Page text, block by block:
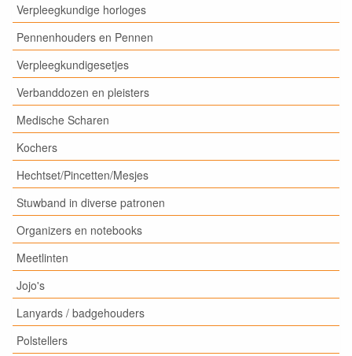
Verpleegkundige horloges
Pennenhouders en Pennen
Verpleegkundigesetjes
Verbanddozen en pleisters
Medische Scharen
Kochers
Hechtset/Pincetten/Mesjes
Stuwband in diverse patronen
Organizers en notebooks
Meetlinten
Jojo's
Lanyards / badgehouders
Polstellers